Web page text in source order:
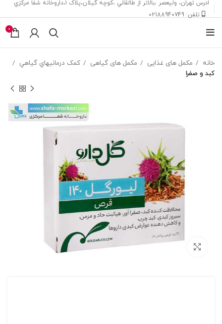
ادرس تهران، ‎وليعصر ،بالاتر از طالقاني ،كوچه گيلان،پلاک ۱،داروخانه شفا مركزي
تلفن: 02188940749
0
خانه مکمل های غذایی مکمل های گیاهی
کمک درمانيهاي گياهي
کبد و صفرا
بزرگنمایی تصویر